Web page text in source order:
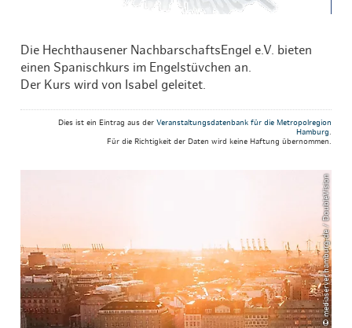
Die Hechthausener NachbarschaftsEngel e.V. bieten
einen Spanischkurs im Engelstüvchen an.
Der Kurs wird von Isabel geleitet.
Dies ist ein Eintrag aus der Veranstaltungsdatenbank für die Metropolregion
Hamburg.
Für die Richtigkeit der Daten wird keine Haftung übernommen.
© mediaserver.hamburg.de / DoubleVision